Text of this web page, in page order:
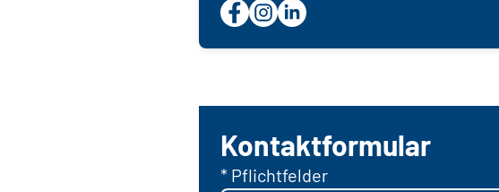
Kontaktformular
* Pflichtfelder